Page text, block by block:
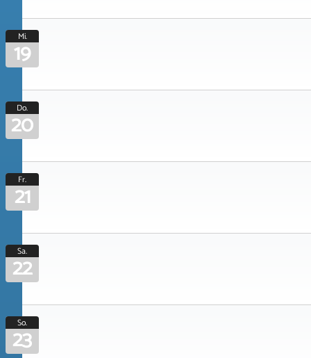
Mi.
19
Do.
20
Fr.
21
Sa.
22
So.
23